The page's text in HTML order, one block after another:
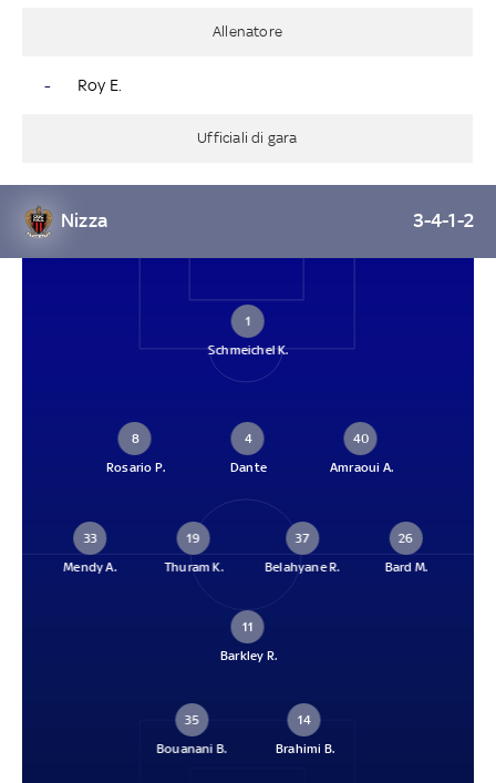
Allenatore
- Roy E.
Ufficiali di gara
Nizza 3-4-1-2
1
Schmeichel K.
8
Rosario P.
4
Dante
40
Amraoui A.
33
Mendy A.
19
Thuram K.
37
Belahyane R.
26
Bard M.
11
Barkley R.
35
Bouanani B.
14
Brahimi B.